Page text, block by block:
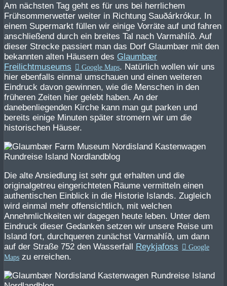
Am nächsten Tag geht es für uns bei herrlichem
Frühsommerwetter weiter in Richtung Sauðárkrókur. In
einem Supermarkt füllen wir einige Vorräte auf und fahren
anschließend durch ein breites Tal nach Varmahlíð. Auf
dieser Strecke passiert man das Dorf Glaumbær mit den
bekannten alten Häusern des Glaumbær
Freilichtmuseums
. Natürlich wollen wir uns
hier ebenfalls einmal umschauen und einen weiteren
Eindruck davon gewinnen, wie die Menschen in den
früheren Zeiten hier gelebt haben. An der
danebenliegenden Kirche kann man gut parken und
bereits einige Minuten später stromern wir um die
historischen Häuser.
Die alte Ansiedlung ist sehr gut erhalten und die
originalgetreu eingerichteten Räume vermitteln einen
authentischen Einblick in die Historie Islands. Zugleich
wird einmal mehr offensichtlich, mit welchen
Annehmlichkeiten wir dagegen heute leben. Unter dem
Eindruck dieser Gedanken setzen wir unsere Reise um
Island fort, durchqueren zunächst Varmahlíð, um dann
auf der Straße 752 den Wasserfall Reykjafoss
zu erreichen.